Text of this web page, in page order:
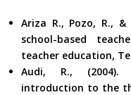
Ariza R., Pozo, R.,
school-based
teacher education,
Audi, R., (2004).
introduction to the